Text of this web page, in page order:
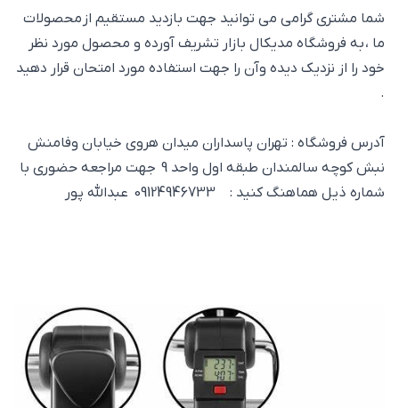
شما مشتری گرامی می توانید جهت بازدید مستقیم از محصولات
ما ، به فروشگاه مدیکال بازار تشریف آورده و محصول مورد نظر
خود را از نزدیک دیده وآن را جهت استفاده مورد امتحان قرار دهید
.
آدرس فروشگاه : تهران پاسداران میدان هروی خیابان وفامنش
نبش کوچه سالمندان طبقه اول واحد 9 جهت مراجعه حضوری با
شماره ذیل هماهنگ کنید : 09124946733 عبدالله پور